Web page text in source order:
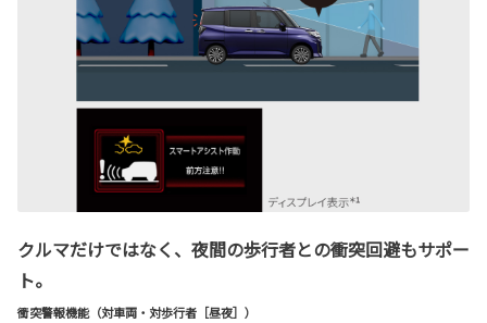
クルマだけではなく、夜間の歩行者との衝突回避もサポー
ト。
衝突警報機能（対車両・対歩行者［昼夜］）